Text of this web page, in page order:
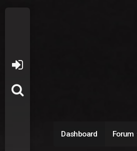
Dashboard Forum